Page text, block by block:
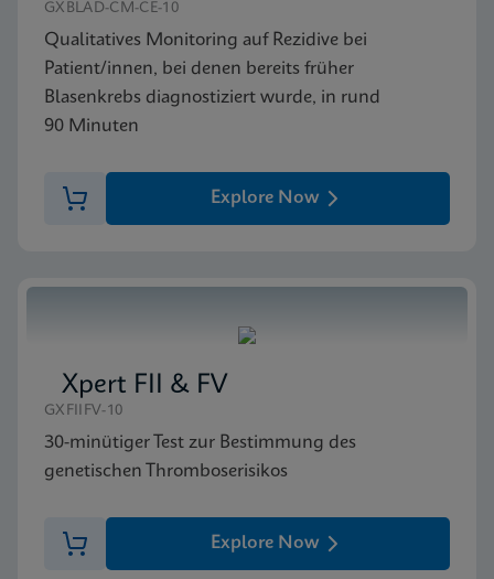
GXBLAD-CM-CE-10
Qualitatives Monitoring auf Rezidive bei
Patient/innen, bei denen bereits früher
Blasenkrebs diagnostiziert wurde, in rund
90 Minuten
Explore Now
Xpert FII & FV
GXFIIFV-10
30-minütiger Test zur Bestimmung des
genetischen Thromboserisikos
Explore Now